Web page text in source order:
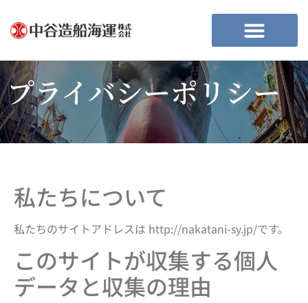
プライバシーポリシー
私たちについて
私たちのサイトアドレスは http://nakatani-sy.jp/です。
このサイトが収集する個人
データと収集の理由